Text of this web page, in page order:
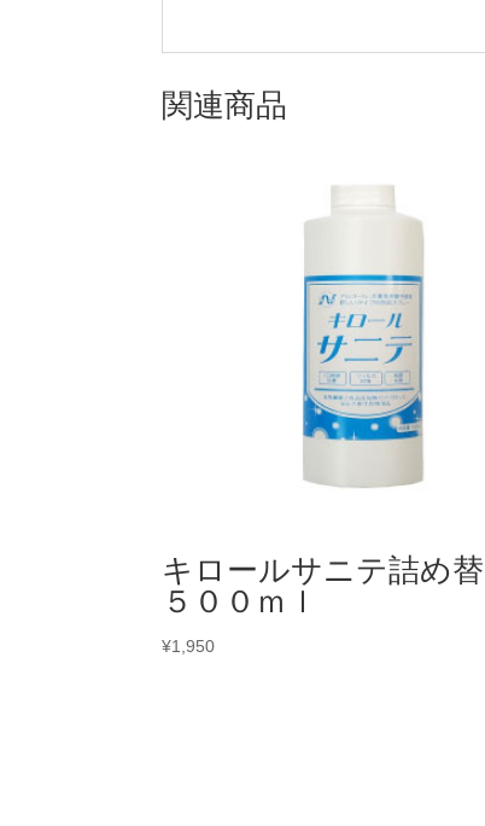
関連商品
キロールサニテ詰め
５００ｍｌ
¥1,950